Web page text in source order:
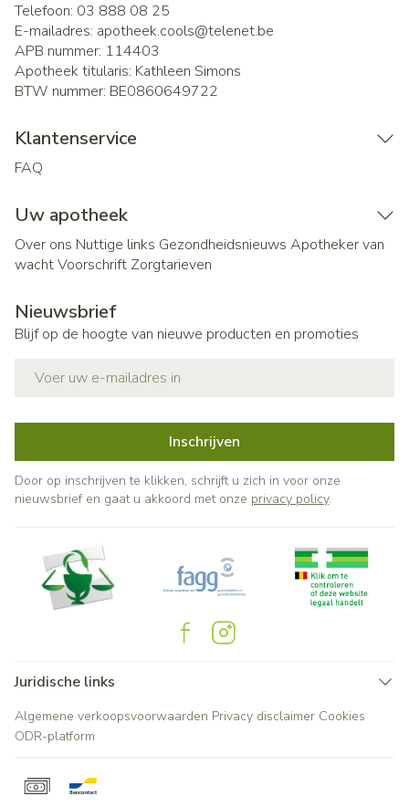
Telefoon: 03 888 08 25
E-mailadres: apotheek.cools@telenet.be
APB nummer: 114403
Apotheek titularis: Kathleen Simons
BTW nummer: BE0860649722
Klantenservice
FAQ
Uw apotheek
Over ons Nuttige links Gezondheidsnieuws Apotheker van
wachtVoorschrift Zorgtarieven
Nieuwsbrief
Blijf op de hoogte van nieuwe producten en promoties
Inschrijven
Door op inschrijven te klikken, schrijft u zich in voor onze
nieuwsbrief en gaat u akkoord met onze privacy policy.
Juridische links
Algemene verkoopsvoorwaarden Privacy disclaimer Cookies
ODR-platform